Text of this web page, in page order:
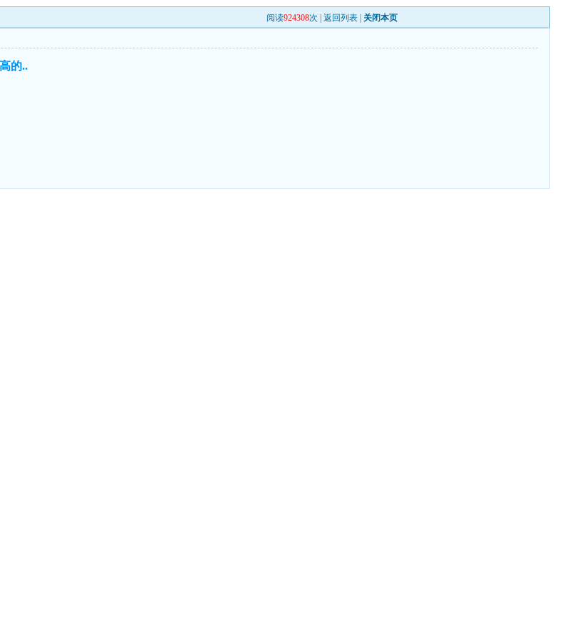
阅读924308次 |返回列表 关闭本页
的..